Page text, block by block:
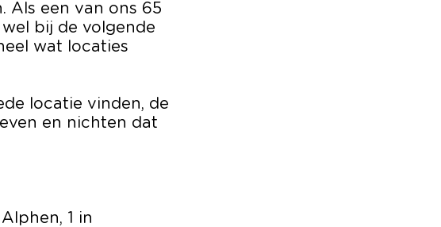
Als een van ons 65
bij de volgende
wat locaties
locatie vinden, de
en nichten dat
1 in